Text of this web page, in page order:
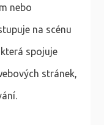
nebo
na scénu
spojuje
stránek,